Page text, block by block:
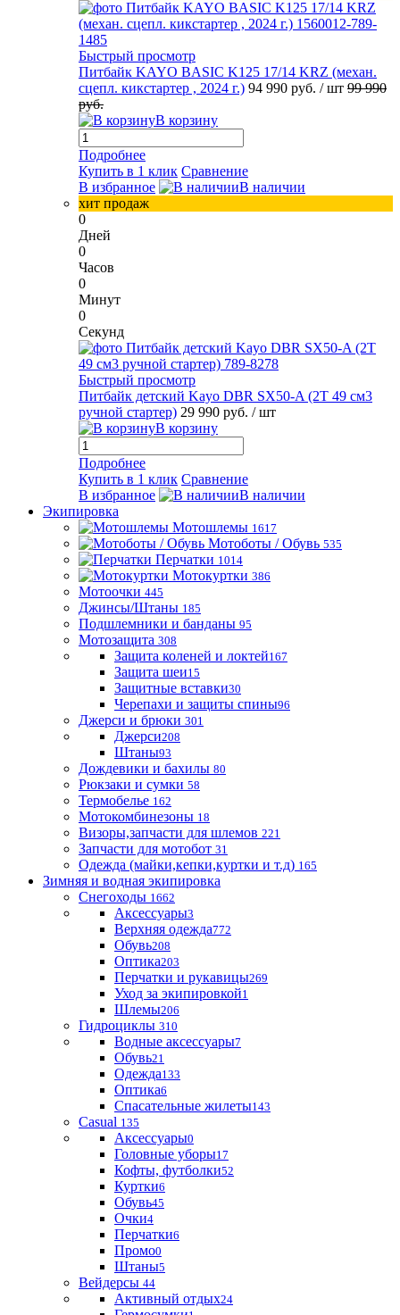
Быстрый просмотр
Питбайк KAYO BASIC K125 17/14 KRZ (механ.
сцепл. кикстартер , 2024 г.) 94 990 руб. / шт 99 990
руб.
В корзину
Подробнее
Купить в 1 клик Сравнение
В избранное
В наличии
хит продаж
0
Дней
0
Часов
0
Минут
0
Секунд
Быстрый просмотр
Питбайк детский Kayo DBR SX50-A (2T 49 см3
ручной стартер) 29 990 руб. / шт
В корзину
Подробнее
Купить в 1 клик Сравнение
В избранное
В наличии
Экипировка
Мотошлемы 1617
Мотоботы / Обувь 535
Перчатки 1014
Мотокуртки 386
Мотоочки 445
Джинсы/Штаны 185
Подшлемники и банданы 95
Мотозащита 308
Защита коленей и локтей167
Защита шеи15
Защитные вставки30
Черепахи и защиты спины96
Джерси и брюки 301
Джерси208
Штаны93
Дождевики и бахилы 80
Рюкзаки и сумки 58
Термобелье 162
Мотокомбинезоны 18
Визоры,запчасти для шлемов 221
Запчасти для мотобот 31
Одежда (майки,кепки,куртки и т.д) 165
Зимняя и водная экипировка
Снегоходы 1662
Аксессуары3
Верхняя одежда772
Обувь208
Оптика203
Перчатки и рукавицы269
Уход за экипировкой1
Шлемы206
Гидроциклы 310
Водные аксессуары7
Обувь21
Одежда133
Оптика6
Спасательные жилеты143
Casual 135
Аксессуары0
Головные уборы17
Кофты, футболки52
Куртки6
Обувь45
Очки4
Перчатки6
Промо0
Штаны5
Вейдерсы 44
Активный отдых24